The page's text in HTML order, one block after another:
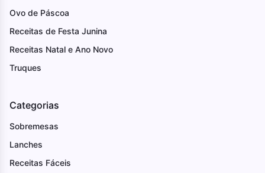
Ovo de Páscoa
Receitas de Festa Junina
Receitas Natal e Ano Novo
Truques
Categorias
Sobremesas
Lanches
Receitas Fáceis